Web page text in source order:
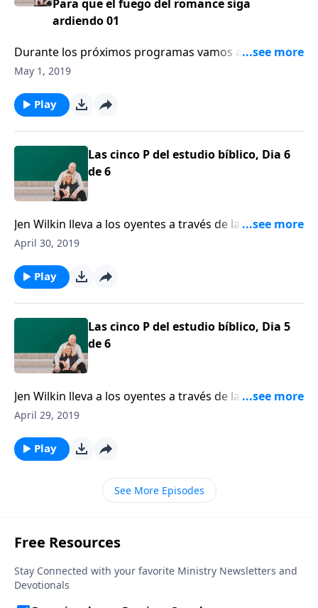
Para que el fuego del romance siga
ardiendo 01
Durante los próximos programas vamos a hablar
sobre cómo una esposa mira el romance.
May 1, 2019
Play
Las cinco P del estudio bíblico, Dia 6
de 6
Jen Wilkin lleva a los oyentes a través de las “Cinco P"
del estudio bíblico: propósito, perspectiva, paciencia,
April 30, 2019
Play
Las cinco P del estudio bíblico, Dia 5
de 6
Jen Wilkin lleva a los oyentes a través de las “Cinco P"
del estudio bíblico: propósito, perspectiva, paciencia,
April 29, 2019
Play
See More Episodes